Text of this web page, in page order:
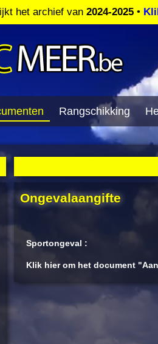
het archief van 2024-2025 •
Rangschikking
Ongevalaangifte
Sportongeval :
Klik hier om het document